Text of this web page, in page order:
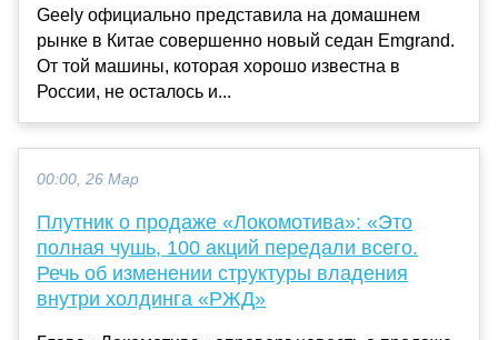
Geely официально представила на домашнем
рынке в Китае совершенно новый седан Emgrand.
От той машины, которая хорошо известна в
России, не осталось и...
00:00, 26 Мар
Плутник о продаже «Локомотива»: «Это
полная чушь, 100 акций передали всего.
Речь об изменении структуры владения
внутри холдинга «РЖД»